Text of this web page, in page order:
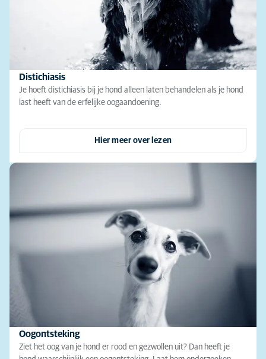
Distichiasis
Je hoeft distichiasis bij je hond alleen laten behandelen als je hond
last heeft van de erfelijke oogaandoening.
Hier meer over lezen
Oogontsteking
Ziet het oog van je hond er rood en gezwollen uit? Dan heeft je